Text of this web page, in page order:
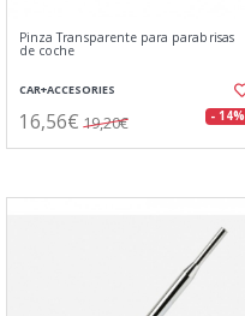
Pinza Transparente para parabrisas
de coche
CAR+ACCESORIES
16,56€ 19,20€ - 14%